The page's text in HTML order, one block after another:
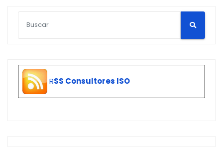
RSS Consultores ISO